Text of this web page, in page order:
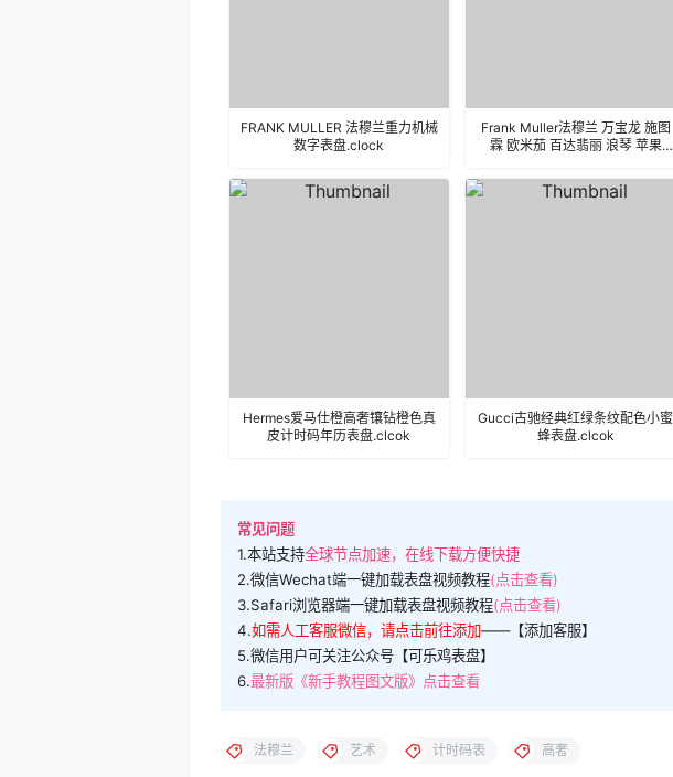
FRANK MULLER 法穆兰重力机械
数字表盘.clock
Frank Muller法穆兰 万宝龙 施图
霖 欧米茄 百达翡丽 浪琴 苹果
盘推荐
Hermes爱马仕橙高奢镶钻橙色真
皮计时码年历表盘.clcok
Gucci古驰经典红绿条纹配色小蜜
蜂表盘.clcok
常见问题
1.本站支持全球节点加速，在线下载方便快捷
2.微信Wechat端一键加载表盘视频教程(点击查看)
3.Safari浏览器端一键加载表盘视频教程(点击查看)
4.如需人工客服微信，请点击前往添加——【添加客服】
5.微信用户可关注公众号【可乐鸡表盘】
6.最新版《新手教程图文版》点击查看
法穆兰 艺术 计时码表 高奢